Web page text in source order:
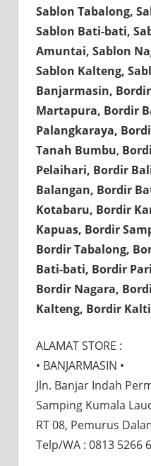
Sablon Tabalong,
Sablon Bati-bati,
Amuntai, Sablon
Sablon Kalteng,
Banjarmasin,
Martapura, Bordir
Palangkaraya,
Tanah Bumbu,
Pelaihari, Bordir
Balangan, Bordir
Kotabaru, Bordir
Kapuas, Bordir
Bordir Tabalong,
Bati-bati, Bordir
Bordir Nagara,
Kalteng, Bordir
ALAMAT STORE :⠀⠀
• BANJARMASIN •⠀⠀
Jln. Banjar Indah
Samping Kumala
RT 08, Pemurus
Telp/WA : 0813 5266